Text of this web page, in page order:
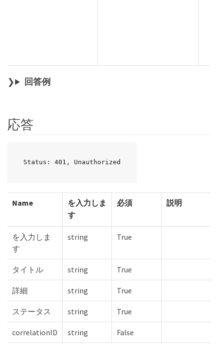
回答例
応答
Status: 401, Unauthorized
Name
を入力しま
す
必須 説明
を入力しま
す
string True
タイトル string True
詳細 string True
ステータス string True
correlationID string False